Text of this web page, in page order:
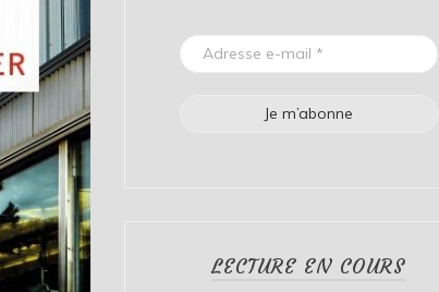
LECTURE EN COURS